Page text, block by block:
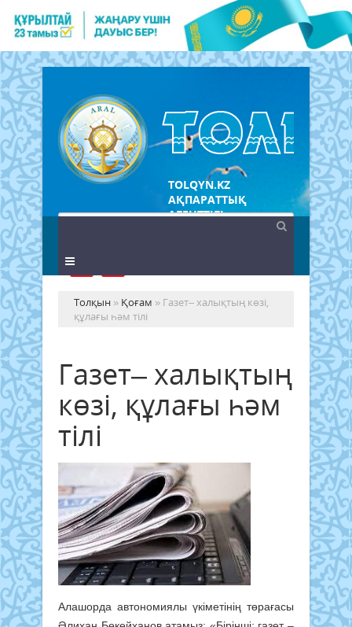
TOLQYN.KZ
АҚПАРАТТЫҚ
АГЕНТТІГІ
Толқын » Қоғам » Газет– халықтың көзі,
құлағы һәм тілі
Газет– халықтың
көзі, құлағы һәм
тілі
Алашорда автономиялы үкіметінің төрағасы